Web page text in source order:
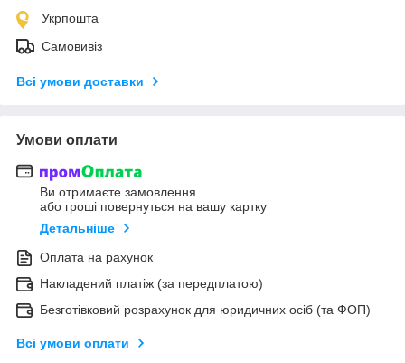
Укрпошта
Самовивіз
Всі умови доставки
Умови оплати
Ви отримаєте замовлення
або гроші повернуться на вашу картку
Детальніше
Оплата на рахунок
Накладений платіж (за передплатою)
Безготівковий розрахунок для юридичних осіб (та ФОП)
Всі умови оплати